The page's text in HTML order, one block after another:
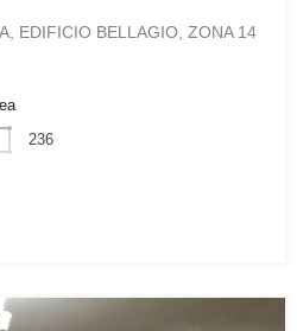
EDIFICIO BELLAGIO, ZONA 14
236